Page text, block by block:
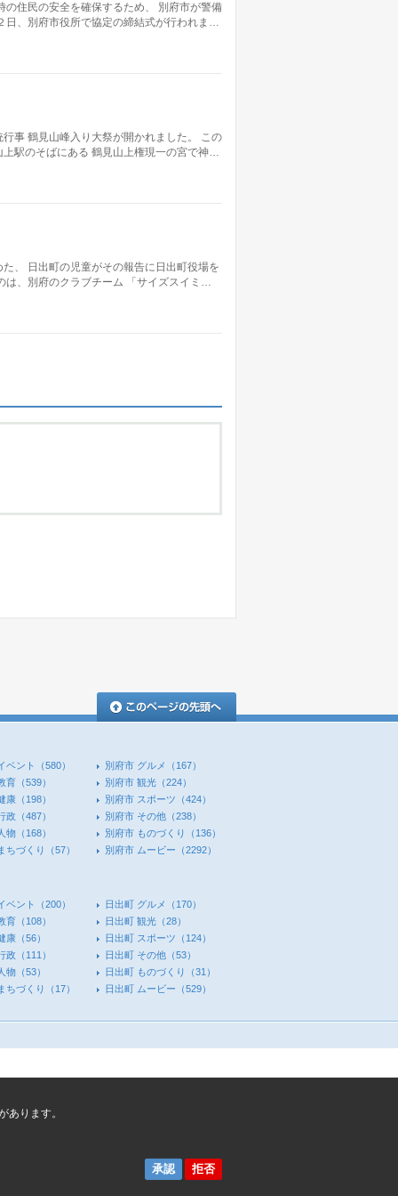
住民の安全を確保するため、 別府市が警備
日、別府市役所で協定の締結式が行われま…
事 鶴見山峰入り大祭が開かれました。 この
駅のそばにある 鶴見山上権現一の宮で神…
、 日出町の児童がその報告に日出町役場を
は、別府のクラブチーム 「サイズスイミ…
ベント （580） 別府市 グルメ
（167）
育 （539） 別府市 観光 （224）
康 （198） 別府市 スポーツ （424）
政 （487） 別府市 その他 （238）
物 （168） 別府市 ものづくり
（136）
ちづくり （57） 別府市 ムービー （2292）
ベント （200） 日出町 グルメ
（170）
育 （108） 日出町 観光 （28）
康 （56） 日出町 スポーツ （124）
政 （111） 日出町 その他 （53）
物 （53） 日出町 ものづくり
（31）
ちづくり （17） 日出町 ムービー （529）
あります。